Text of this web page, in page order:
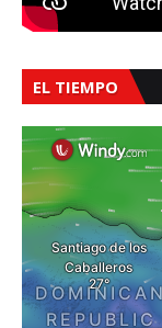
EL TIEMPO